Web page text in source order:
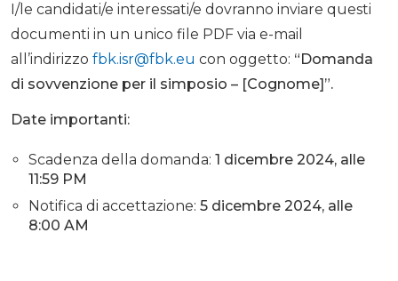
I/le candidati/e interessati/e dovranno inviare questi
documenti in un unico file PDF via e-mail
all’indirizzo fbk.isr@fbk.eu con oggetto: “Domanda
di sovvenzione per il simposio – [Cognome]”.
Date importanti:
Scadenza della domanda: 1 dicembre 2024, alle
11:59 PM
Notifica di accettazione: 5 dicembre 2024, alle
8:00 AM